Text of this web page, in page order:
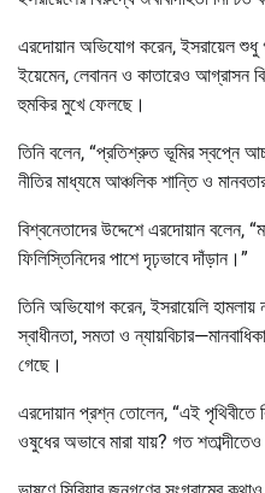
এরদোয়ান অভিযোগ করেন, ইসরায়েল শুধু
ইয়েমেন, লেবানন ও কাতারেও আগ্রাসন
হুমকির মুখে ফেলছে।
তিনি বলেন, “প্রতিশ্রুত ভূমির স্বপ্নে
নীতির মাধ্যমে আঞ্চলিক শান্তি ও
বিশ্বনেতাদের উদ্দেশে এরদোয়ান বলেন,
ফিলিস্তিনিদের পাশে দৃঢ়ভাবে দাঁড়ান।”
তিনি অভিযোগ করেন, ইসরায়েলি হামলায়
স্বাধীনতা, সমতা ও
গেছে।
এরদোয়ান প্রশ্ন তোলেন, “এই পৃথিবীতে
ওষুধের অভাবে মারা যায়? গত